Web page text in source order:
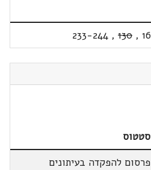
16
,
130
,
233-244
סטטוס
פרסום להפקדה בעיתונים